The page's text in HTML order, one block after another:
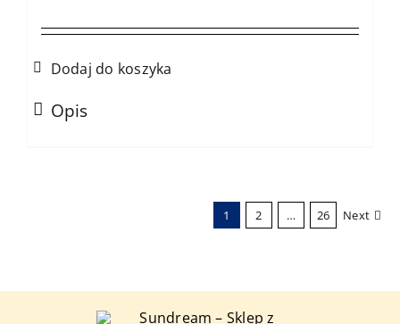
Dodaj do koszyka
Opis
1 2 … 26 Next